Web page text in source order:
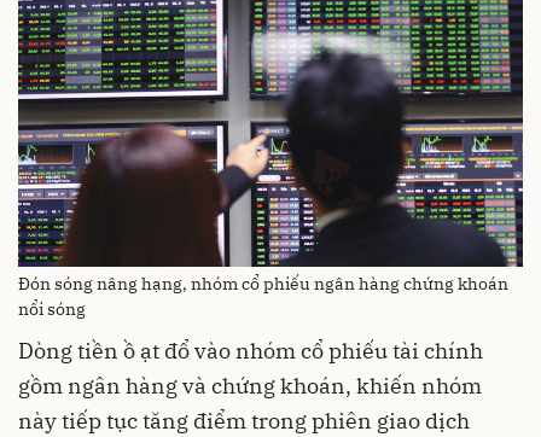
Đón sóng nâng hạng, nhóm cổ phiếu ngân hàng chứng khoán
nổi sóng
Dòng tiền ồ ạt đổ vào nhóm cổ phiếu tài chính
gồm ngân hàng và chứng khoán, khiến nhóm
này tiếp tục tăng điểm trong phiên giao dịch